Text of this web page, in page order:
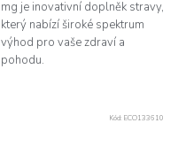
mg je inovativní doplněk stravy,
který nabízí široké spektrum
výhod pro vaše zdraví a
pohodu.
Kód: ECO133610